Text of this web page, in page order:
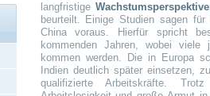
langfristige
beurteilt. Einige Studien sagen
China voraus. Hierfür spricht
kommenden Jahren, wobei
kommen werden. Die in Europa
Indien deutlich später einsetzen,
qualifizierte Arbeitskräfte.